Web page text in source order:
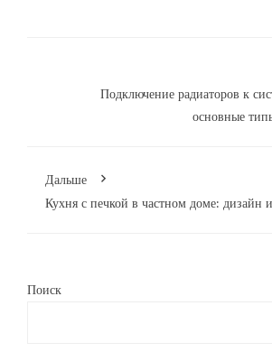
Подключение радиаторов к
основные
Дальше
Кухня с печкой в частном доме: дизайн
Поиск